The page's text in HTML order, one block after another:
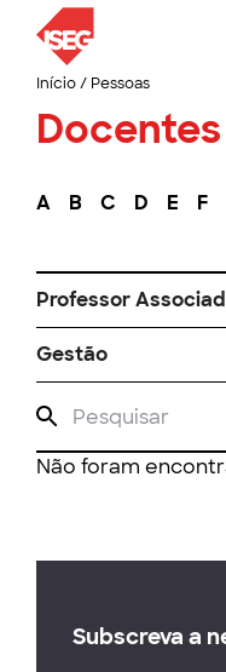
Início/ Pessoas
Docentes
A B C D E F
Professor
Gestão
Não foram
Subscreva a